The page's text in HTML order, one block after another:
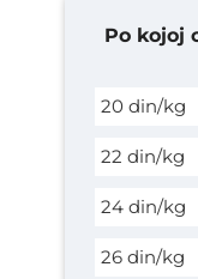
Po kojoj
20 din/kg
22 din/kg
24 din/kg
26 din/kg